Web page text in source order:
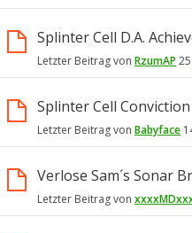
Splinter Cell D.A.
Letzter Beitrag von RzumAP
Splinter Cell Conviction
Letzter Beitrag von Babyface
Verlose Sam´s Sonar
Letzter Beitrag von